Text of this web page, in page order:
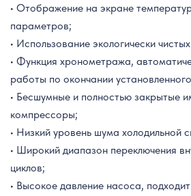
• Отображение на экране
параметров;
• Использование экологически
• Функция хронометража,
работы по окончании
• Бесшумные и полностью закрытые
компрессоры;
• Низкий уровень шума холодильной
• Широкий диапазон переключения
циклов;
• Высокое давление насоса,